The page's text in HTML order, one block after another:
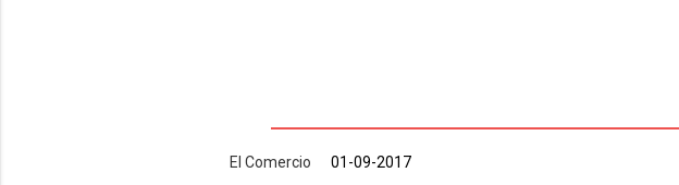
El Comercio 01-09-2017